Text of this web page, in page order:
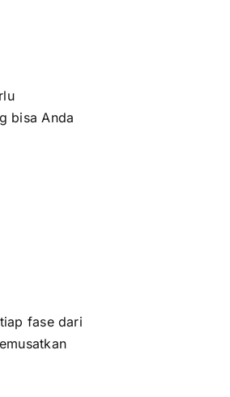
bisa Anda
fase dari